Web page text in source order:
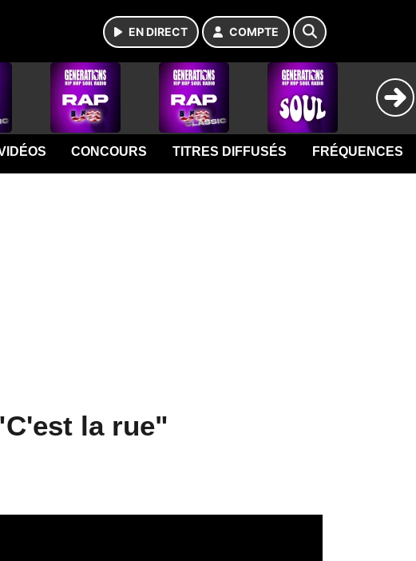
EN DIRECT COMPTE
CONCOURS TITRES DIFFUSÉS FRÉQUENCES
la rue"